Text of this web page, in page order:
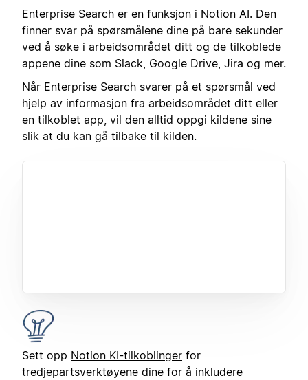
Enterprise Search er en funksjon i Notion AI. Den
finner svar på spørsmålene dine på bare sekunder
ved å søke i arbeidsområdet ditt og de tilkoblede
appene dine som Slack, Google Drive, Jira og mer.
Når Enterprise Search svarer på et spørsmål ved
hjelp av informasjon fra arbeidsområdet ditt eller
en tilkoblet app, vil den alltid oppgi kildene sine
slik at du kan gå tilbake til kilden.
Sett opp Notion KI-tilkoblinger for
tredjepartsverktøyene dine for å inkludere